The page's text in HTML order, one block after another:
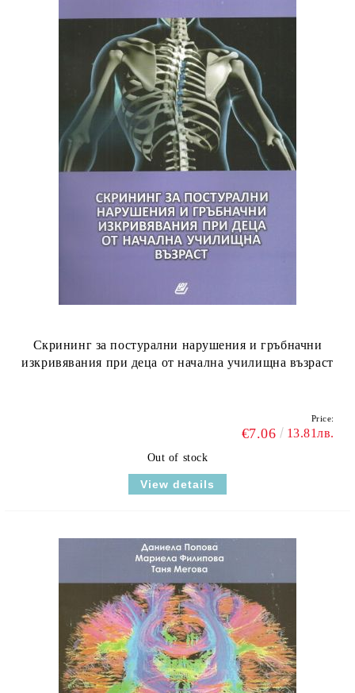
Скрининг за постурални нарушения и гръбначни
изкривявания при деца от начална училищна възраст
Price:
€7.06 13.81лв.
Out of stock
View details